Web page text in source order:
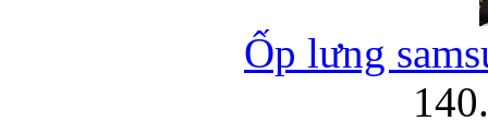
Ốp lưng